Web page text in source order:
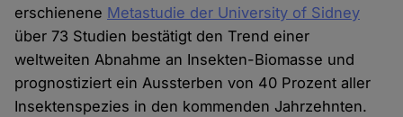
erschienene Metastudie der University of Sidney
über 73 Studien bestätigt den Trend einer
weltweiten Abnahme an Insekten-Biomasse und
prognostiziert ein Aussterben von 40 Prozent aller
Insektenspezies in den kommenden Jahrzehnten.